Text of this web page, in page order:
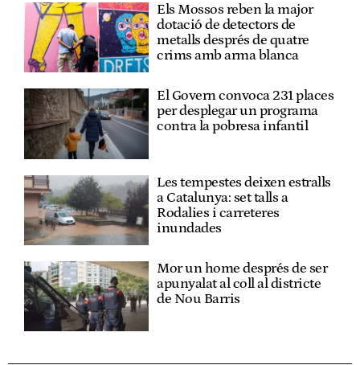
Els Mossos reben la major
dotació de detectors de
metalls després de quatre
crims amb arma blanca
El Govern convoca 231 places
per desplegar un programa
contra la pobresa infantil
Les tempestes deixen estralls
a Catalunya: set talls a
Rodalies i carreteres
inundades
Mor un home després de ser
apunyalat al coll al districte
de Nou Barris